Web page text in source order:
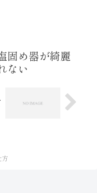
固め器が綺麗
ない
方